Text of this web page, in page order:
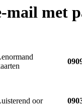
mail met
oor